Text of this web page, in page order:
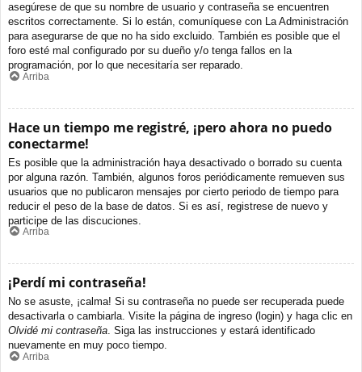
asegúrese de que su nombre de usuario y contraseña se encuentren
escritos correctamente. Si lo están, comuníquese con La Administración
para asegurarse de que no ha sido excluido. También es posible que el
foro esté mal configurado por su dueño y/o tenga fallos en la
programación, por lo que necesitaría ser reparado.
Arriba
Hace un tiempo me registré, ¡pero ahora no puedo
conectarme!
Es posible que la administración haya desactivado o borrado su cuenta
por alguna razón. También, algunos foros periódicamente remueven sus
usuarios que no publicaron mensajes por cierto periodo de tiempo para
reducir el peso de la base de datos. Si es así, registrese de nuevo y
participe de las discuciones.
Arriba
¡Perdí mi contraseña!
No se asuste, ¡calma! Si su contraseña no puede ser recuperada puede
desactivarla o cambiarla. Visite la página de ingreso (login) y haga clic en
Olvidé mi contraseña. Siga las instrucciones y estará identificado
nuevamente en muy poco tiempo.
Arriba